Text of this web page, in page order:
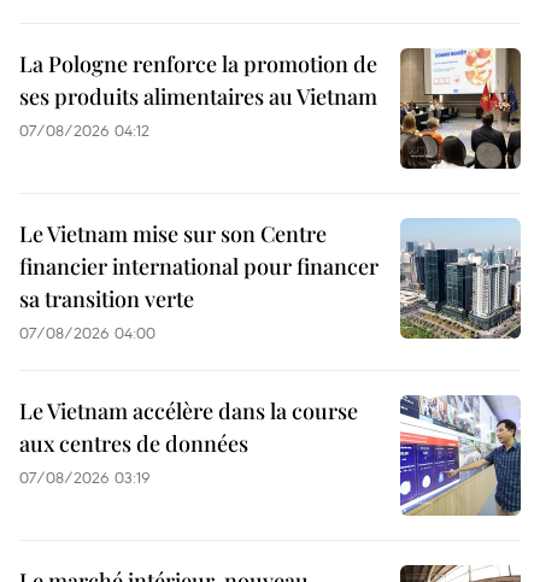
La Pologne renforce la promotion de
ses produits alimentaires au Vietnam
07/08/2026 04:12
Le Vietnam mise sur son Centre
financier international pour financer
sa transition verte
07/08/2026 04:00
Le Vietnam accélère dans la course
aux centres de données
07/08/2026 03:19